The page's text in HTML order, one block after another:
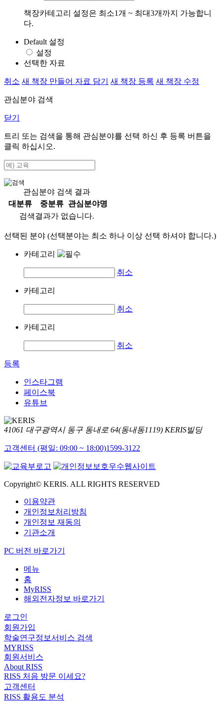
책장카테고리 설정은 최소1개 ~ 최대3개까지 가능합니
다.
Default 설정
설정
선택한 자료
취소 새 책장 만들어 자료 담기 새 책장 등록 새 책장 수정
관심분야 검색
닫기
트리 또는 검색을 통해 관심분야를 선택 하신 후 등록 버튼을
클릭 하십시오.
관심분야 검색 결과
대분류
중분류
관심분야명
검색결과가 없습니다.
선택된 분야 (선택분야는 최소 하나 이상 선택 하셔야 합니다.)
카테고리
취소
카테고리
취소
카테고리
취소
등록
인스타그램
페이스북
유튜브
41061 대구광역시 동구 동내로 64(동내동1119) KERIS빌딩
고객센터 (평일: 09:00 ~ 18:00)1599-3122
Copyright© KERIS. ALL RIGHTS RESERVED
이용약관
개인정보처리방침
개인정보 재동의
기관소개
PC 버전 바로가기
메뉴
홈
MyRISS
해외전자정보 바로가기
로그인
회원가입
학술연구정보서비스 검색
MYRISS
회원서비스
About RISS
RISS 처음 방문 이세요?
고객센터
RISS 활용도 분석